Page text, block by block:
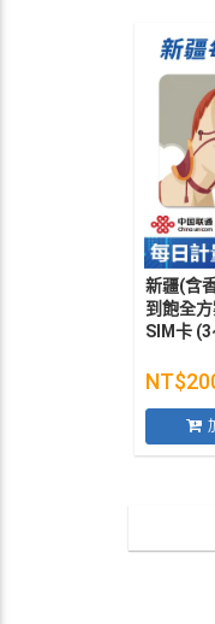
新疆(含
到飽全
SIM卡